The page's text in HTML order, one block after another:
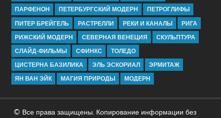
ПАРФЕНОН
ПЕТЕРБУРГСКИЙ МОДЕРН
ПЕТРОГЛИФЫ
ПИТЕР БРЕЙГЕЛЬ
РАСТРЕЛЛИ РЕКИ И КАНАЛЫ
РИГА
РИЖСКИЙ МОДЕРН
СЕВЕРНАЯ ВЕНЕЦИЯ
СКУЛЬПТУРА
СЛАЙД-ФИЛЬМЫ
СФИНКС
ТОЛЕДО
ЦИСТЕРНА БАЗИЛИКА
ЭЛЬ ЭСКОРИАЛ
ЭРМИТАЖ
ЯН ВАН ЭЙК
МАГИЯ ПРИРОДЫ МОДЕРН
© Все права защищены. Копирование информации без